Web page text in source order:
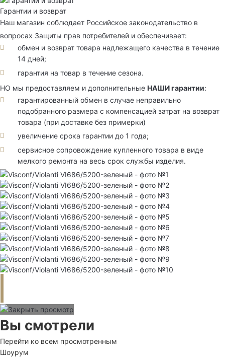
Гарантии и возврат
Наш магазин соблюдает Российское законодательство в
вопросах Защиты прав потребителей и обеспечивает:
обмен и возврат товара надлежащего качества в течение
14 дней;
гарантия на товар в течение сезона.
НО мы предоставляем и дополнительные НАШИ гарантии:
гарантированный обмен в случае неправильно
подобранного размера с компенсацией затрат на возврат
товара (при доставке без примерки)
увеличение срока гарантии до 1 года;
сервисное сопровождение купленного товара в виде
мелкого ремонта на весь срок службы изделия.
Вы смотрели
Перейти ко всем просмотренным
Шоурум